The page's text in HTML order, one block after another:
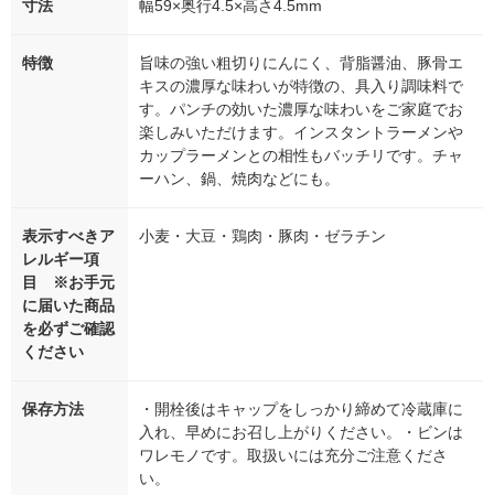
寸法 幅59×奥行4.5×高さ4.5mm
特徴
旨味の強い粗切りにんにく、背脂醤油、豚骨エ
キスの濃厚な味わいが特徴の、具入り調味料で
す。パンチの効いた濃厚な味わいをご家庭でお
楽しみいただけます。インスタントラーメンや
カップラーメンとの相性もバッチリです。チャ
ーハン、鍋、焼肉などにも。
表示すべきア
レルギー項
目 ※お手元
に届いた商品
を必ずご確認
ください
小麦・大豆・鶏肉・豚肉・ゼラチン
保存方法
・開栓後はキャップをしっかり締めて冷蔵庫に
入れ、早めにお召し上がりください。・ビンは
ワレモノです。取扱いには充分ご注意くださ
い。